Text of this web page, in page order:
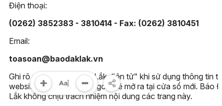
Điện thoại:
(0262) 3852383 - 3810414 - Fax: (0262) 3810451
Email:
toasoan@baodaklak.vn
Ghi rõ nguồn "Báo Đắk Lắk điện tử" khi sử dụng thông tin
website này. Các trang ngoài sẽ mở ra tại cửa sổ mới. Báo
Lắk không chịu trách nhiệm nội dung các trang này.